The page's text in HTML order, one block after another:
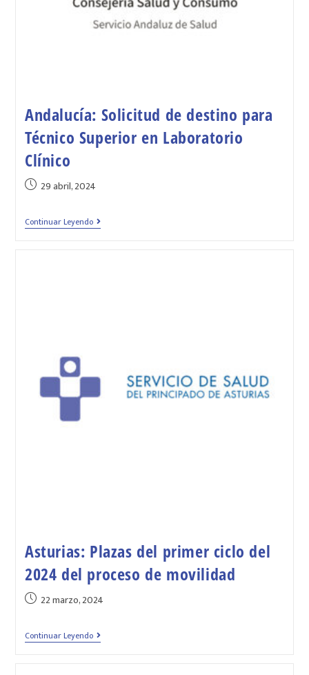
Andalucía: Solicitud de destino para
Técnico Superior en Laboratorio
Clínico
29 abril, 2024
Continuar Leyendo
Asturias: Plazas del primer ciclo del
2024 del proceso de movilidad
22 marzo, 2024
Continuar Leyendo